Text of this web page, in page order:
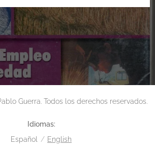
Guerra. Todos los derechos reservados.
Idiomas
Español
English